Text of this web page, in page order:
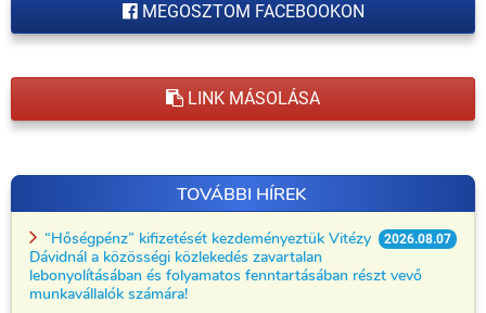
MEGOSZTOM FACEBOOKON
LINK MÁSOLÁSA
TOVÁBBI HÍREK
2026.08.07
“Hőségpénz” kifizetését kezdeményeztük Vitézy
Dávidnál a közösségi közlekedés zavartalan
lebonyolításában és folyamatos fenntartásában részt vevő
munkavállalók számára!